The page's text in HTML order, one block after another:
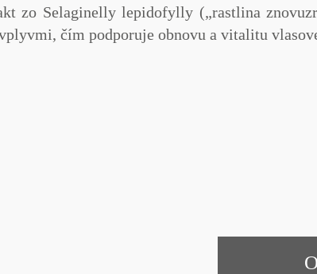
zo Selaginelly lepidofylly („rastlina
čím podporuje obnovu a vitalitu